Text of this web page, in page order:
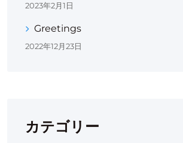
2023年2月1日
Greetings
2022年12月23日
カテゴリー